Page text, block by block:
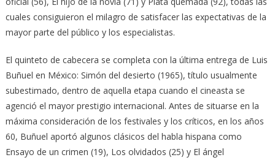
cuales consiguieron el milagro de satisfacer las expectativas de la
mayor parte del público y los especialistas.
El quinteto de cabecera se completa con la última entrega de Luis
Buñuel en México: Simón del desierto (1965), título usualmente
subestimado, dentro de aquella etapa cuando el cineasta se
agenció el mayor prestigio internacional. Antes de situarse en la
máxima consideración de los festivales y los críticos, en los años
60, Buñuel aportó algunos clásicos del habla hispana como
Ensayo de un crimen (19), Los olvidados (25) y El ángel